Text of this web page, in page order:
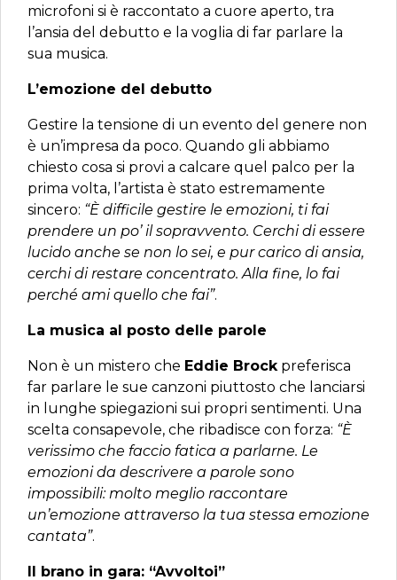
microfoni si è raccontato a cuore aperto, tra
l’ansia del debutto e la voglia di far parlare la
sua musica.
L’emozione del debutto
Gestire la tensione di un evento del genere non
è un’impresa da poco. Quando gli abbiamo
chiesto cosa si provi a calcare quel palco per la
prima volta, l’artista è stato estremamente
sincero: “È difficile gestire le emozioni, ti fai
prendere un po’ il sopravvento. Cerchi di essere
lucido anche se non lo sei, e pur carico di ansia,
cerchi di restare concentrato. Alla fine, lo fai
perché ami quello che fai”.
La musica al posto delle parole
Non è un mistero che Eddie Brockpreferisca
far parlare le sue canzoni piuttosto che lanciarsi
in lunghe spiegazioni sui propri sentimenti. Una
scelta consapevole, che ribadisce con forza: “È
verissimo che faccio fatica a parlarne. Le
emozioni da descrivere a parole sono
impossibili: molto meglio raccontare
un’emozione attraverso la tua stessa emozione
cantata”.
Il brano in gara: “Avvoltoi”